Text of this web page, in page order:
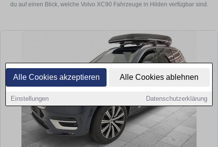
Alle Cookies akzeptieren Alle Cookies ablehnen
Einstellungen Datenschutzerklärung
du auf einen Blick, welche Volvo XC90 Fahrzeuge in Hilden verfügbar sind.